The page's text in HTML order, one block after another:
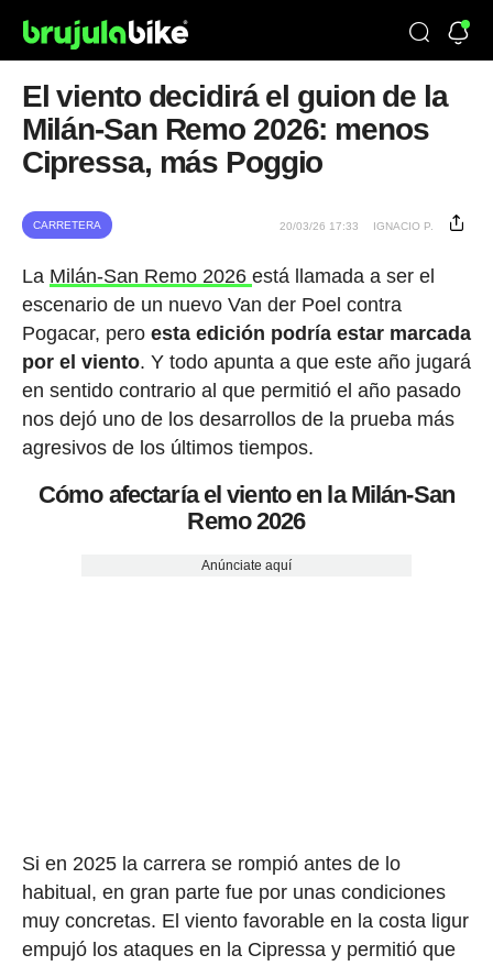
El viento decidirá el guion de la
Milán-San Remo 2026: menos
Cipressa, más Poggio
CARRETERA 20/03/26 17:33 IGNACIO P.
La Milán-San Remo 2026 está llamada a ser el
escenario de un nuevo Van der Poel contra
Pogacar, pero esta edición podría estar marcada
por el viento. Y todo apunta a que este año jugará
en sentido contrario al que permitió el año pasado
nos dejó uno de los desarrollos de la prueba más
agresivos de los últimos tiempos.
Cómo afectaría el viento en la Milán-San
Remo 2026
Anúnciate aquí
Si en 2025 la carrera se rompió antes de lo
habitual, en gran parte fue por unas condiciones
muy concretas. El viento favorable en la costa ligur
empujó los ataques en la Cipressa y permitió que